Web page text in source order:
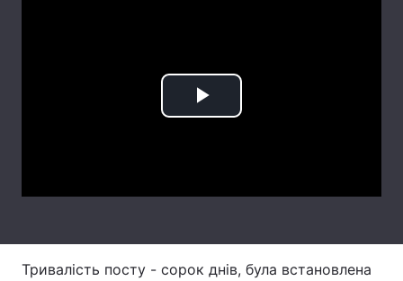
Контакти
Play
Тривалість посту - сорок днів, була встановлена